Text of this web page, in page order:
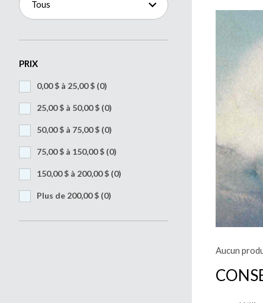
Tous
PRIX
0,00 $ à 25,00 $ (0)
25,00 $ à 50,00 $ (0)
50,00 $ à 75,00 $ (0)
75,00 $ à 150,00 $ (0)
150,00 $ à 200,00 $ (0)
Plus de 200,00 $ (0)
Aucun